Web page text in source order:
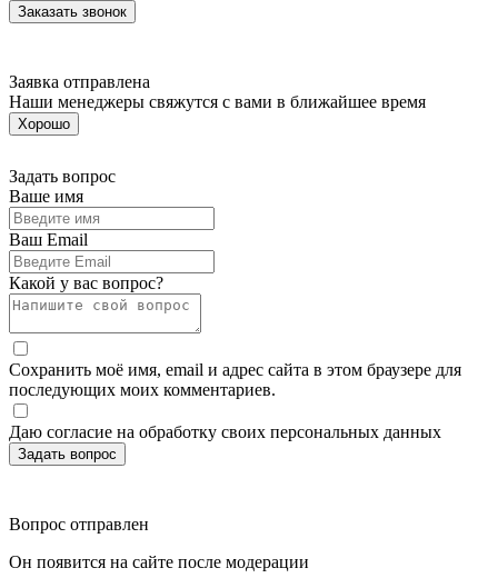
Заявка отправлена
Наши менеджеры свяжутся с вами в ближайшее время
Хорошо
Задать вопрос
Ваше имя
Ваш Email
Какой у вас вопрос?
Сохранить моё имя, email и адрес сайта в этом браузере для
последующих моих комментариев.
Даю согласие на обработку своих персональных данных
Вопрос отправлен
Он появится на сайте после модерации